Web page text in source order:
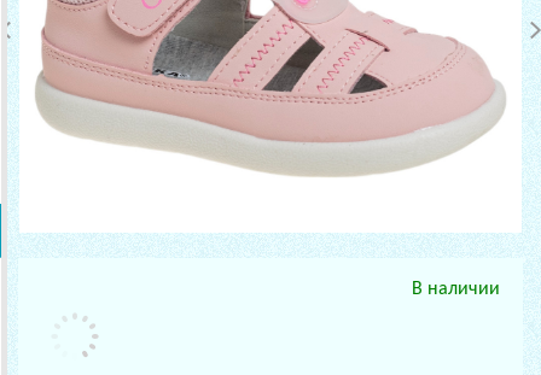
В наличии